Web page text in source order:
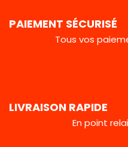
PAIEMENT SÉCURISÉ
Tous vos
LIVRAISON RAPIDE
En point